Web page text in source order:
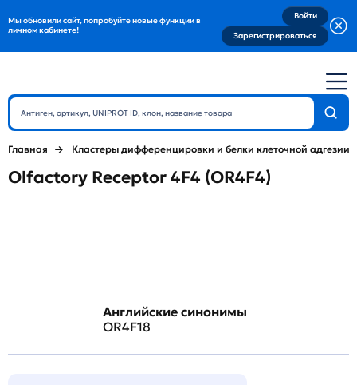
Мы обновили сайт, попробуйте новые функции в
личном кабинете!
Войти
Зарегистрироваться
Главная Кластеры дифференцировки и белки клеточной адгезии
Olfactory Receptor 4F4 (OR4F4)
Английские синонимы
OR4F18